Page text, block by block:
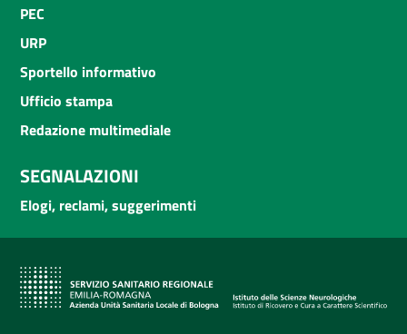
PEC
URP
Sportello informativo
Ufficio stampa
Redazione multimediale
SEGNALAZIONI
Elogi, reclami, suggerimenti